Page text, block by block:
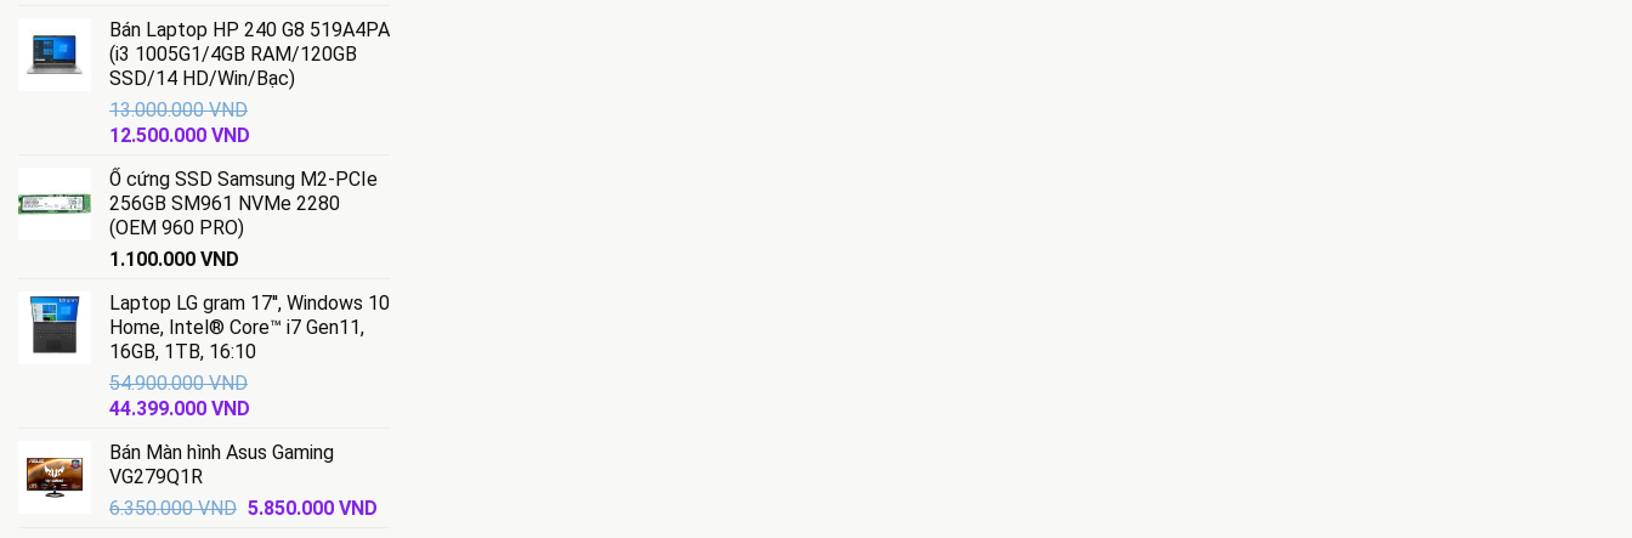
Bán Laptop HP 240 G8 519A4PA
(i3 1005G1/4GB RAM/120GB
SSD/14 HD/Win/Bạc)
13.000.000VND
Giá
là:
13.000.000 VND.
12.500.000 VND
tại
là:
Ổ cứng SSD Samsung M2-PCIe
256GB SM961 NVMe 2280
(OEM 960 PRO)
1.100.000 VND
Laptop LG gram 17'', Windows 10
Home, Intel® Core™ i7 Gen11,
16GB, 1TB, 16:10
54.900.000VND
Giá
là:
54.900.000 VND.
44.399.000 VND
tại
44.399.000 VND.
Bán Màn hình Asus Gaming
VG279Q1R
6.350.000VND Giá
5.850.000 VNDGiá